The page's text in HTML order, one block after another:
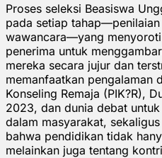
Proses seleksi Beasiswa
pada setiap
wawancara—yang
penerima untuk
mereka secara jujur dan
memanfaatkan pengalaman
Konseling Remaja (PIK?R),
2023, dan dunia debat
dalam masyarakat,
bahwa pendidikan tidak
melainkan juga tentang